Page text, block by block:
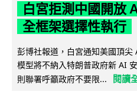
白宮拒測中國開放
全框架選擇性執行
彭博社報道，白宮通知美國頂
模型將不納入特朗普政府新 AI
則聯署呼籲政府不要限...
閱讀